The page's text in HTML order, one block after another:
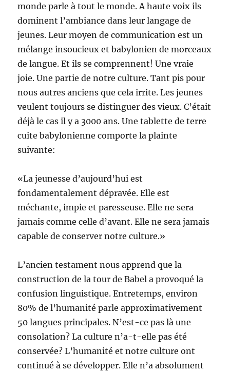
monde parle à tout le monde. A haute voix ils
dominent l’ambiance dans leur langage de
jeunes. Leur moyen de communication est un
mélange insoucieux et babylonien de morceaux
de langue. Et ils se comprennent! Une vraie
joie. Une partie de notre culture. Tant pis pour
nous autres anciens que cela irrite. Les jeunes
veulent toujours se distinguer des vieux. C’était
déjà le cas il y a 3000 ans. Une tablette de terre
cuite babylonienne comporte la plainte
suivante:
«La jeunesse d’aujourd’hui est
fondamentalement dépravée. Elle est
méchante, impie et paresseuse. Elle ne sera
jamais comme celle d’avant. Elle ne sera jamais
capable de conserver notre culture.»
L’ancien testament nous apprend que la
construction de la tour de Babel a provoqué la
confusion linguistique. Entretemps, environ
80% de l’humanité parle approximativement
50 langues principales. N’est-ce pas là une
consolation? La culture n’a-t-elle pas été
conservée? L’humanité et notre culture ont
continué à se développer. Elle n’a absolument